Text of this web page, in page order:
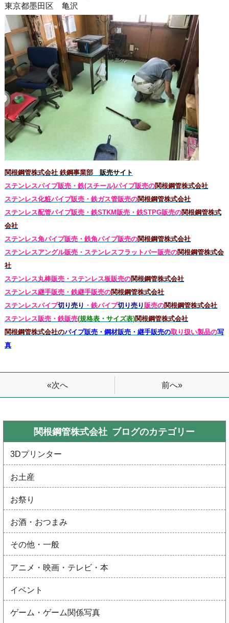
東京都墨田区 亀沢
関根鋼管株式会社 鉄鋼事業部 販売サイト
ステンレスパイプ販売・鉄(スチール)パイプ販売の関根鋼管株式会社
ステンレス化粧パイプ販売・鉄ガス管販売の関根鋼管株式会社
ステンレス配管パイプ販売・鉄STKM販売・鉄STPG販売の関根鋼管株式
会社
ステンレス角パイプ販売・鉄角パイプ販売の関根鋼管株式会社
ステンレスアングル販売・ ステンレスフラットバー販売の関根鋼管株式会
社
ステンレス丸棒販売・ ステンレス板販売の関根鋼管株式会社
ステンレス継手販売・鉄継手販売の関根鋼管株式会社
ステンレスパイプ切り売り ・鉄パイプ切り売り 販売の関根鋼管株式会社
ステンレス販売・鉄販売(規格表・サイズ表)関根鋼管株式会社
関根鋼管株式会社のパイプ販売・鋼材販売・継手販売の取り扱い製品の写
真
«次へ 前へ»
関根鋼管株式会社 ブログのカテゴリー
3Dプリンター
お土産
お祭り
お酒・おつまみ
その他・一般
アニメ・映画・テレビ・本
イベント
ゲーム・ゲーム関係写真